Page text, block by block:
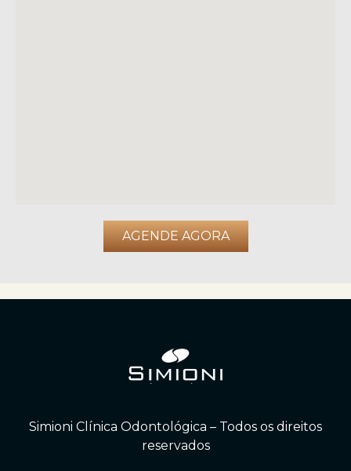
AGENDE AGORA
Simioni Clínica Odontológica – Todos os direitos
reservados